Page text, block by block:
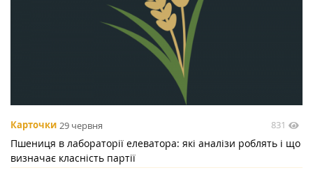
Карточки 29 червня 831
Пшениця в лабораторії елеватора: які аналізи роблять і що
визначає класність партії